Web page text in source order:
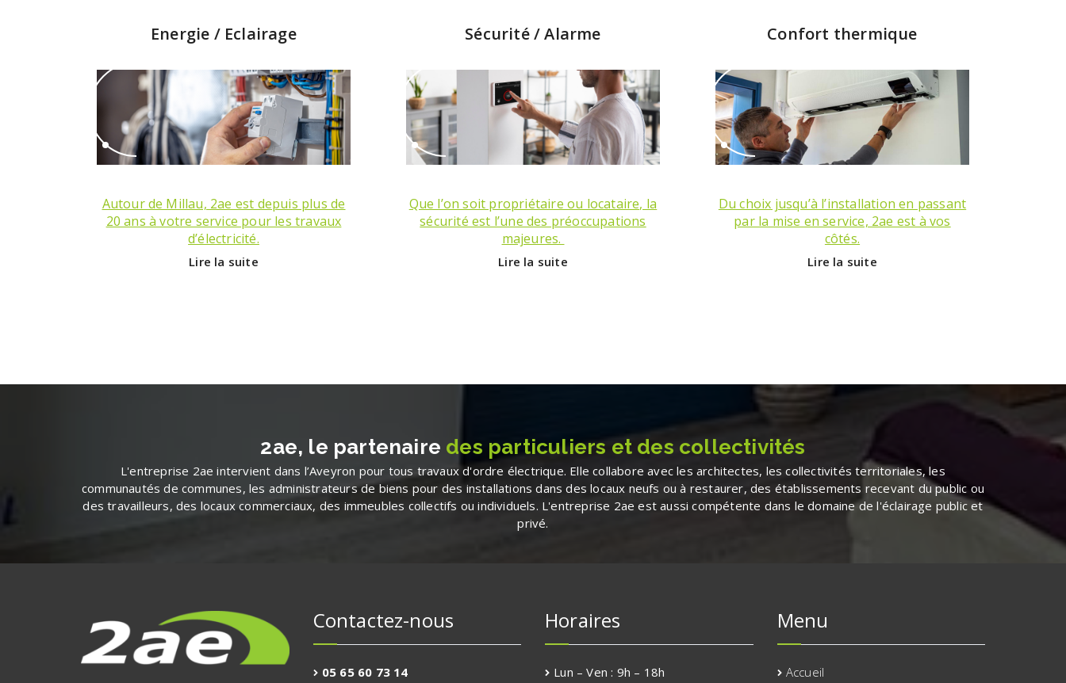
Energie / Eclairage
Autour de Millau, 2ae est depuis plus de
20 ans à votre service pour les travaux
d’électricité.
Lire la suite
Sécurité / Alarme
Que l’on soit propriétaire ou locataire, la
sécurité est l’une des préoccupations
majeures.
Lire la suite
Confort thermique
Du choix jusqu’à l’installation en passant
par la mise en service, 2ae est à vos
côtés.
Lire la suite
2ae, le partenaire des particuliers et des collectivités
L'entreprise 2ae intervient dans l’Aveyron pour tous travaux d'ordre électrique. Elle collabore avec les architectes, les collectivités territoriales, les
communautés de communes, les administrateurs de biens pour des installations dans des locaux neufs ou à restaurer, des établissements recevant du public ou
des travailleurs, des locaux commerciaux, des immeubles collectifs ou individuels. L'entreprise 2ae est aussi compétente dans le domaine de l'éclairage public et
privé.
Contactez-nous
05 65 60 73 14
Horaires
Lun – Ven : 9h – 18h
Menu
Accueil